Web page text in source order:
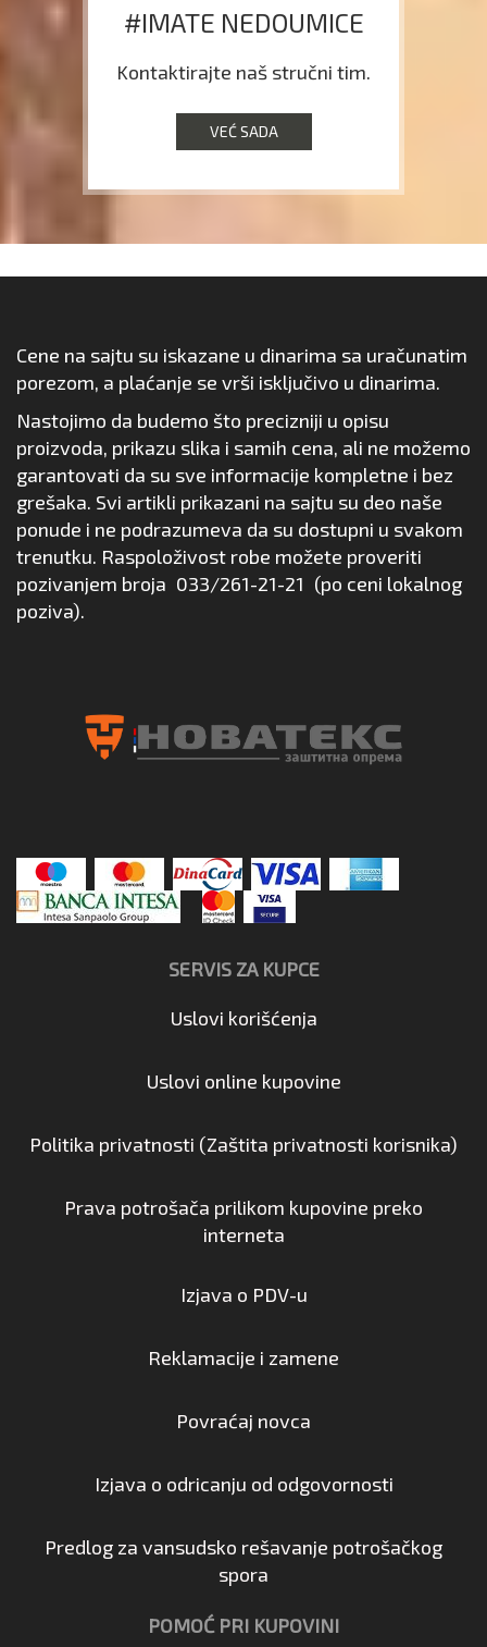
#IMATE NEDOUMICE
Kontaktirajte naš stručni tim.
VEĆ SADA
Cene na sajtu su iskazane u dinarima sa uračunatim
porezom, a plaćanje se vrši isključivo u dinarima.
Nastojimo da budemo što precizniji u opisu
proizvoda, prikazu slika i samih cena, ali ne možemo
garantovati da su sve informacije kompletne i bez
grešaka. Svi artikli prikazani na sajtu su deo naše
ponude i ne podrazumeva da su dostupni u svakom
trenutku. Raspoloživost robe možete proveriti
pozivanjem broja 033/261-21-21 (po ceni lokalnog
poziva).
SERVIS ZA KUPCE
Uslovi korišćenja
Uslovi online kupovine
Politika privatnosti (Zaštita privatnosti korisnika)
Prava potrošača prilikom kupovine preko
interneta
Izjava o PDV-u
Reklamacije i zamene
Povraćaj novca
Izjava o odricanju od odgovornosti
Predlog za vansudsko rešavanje potrošačkog
spora
POMOĆ PRI KUPOVINI